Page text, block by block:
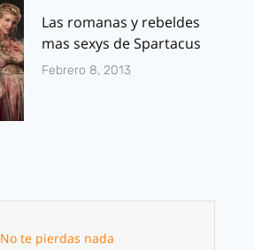
Las romanas y rebeldes
mas sexys de Spartacus
Febrero 8, 2013
No te pierdas nada